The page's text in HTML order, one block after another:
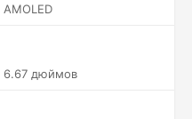
AMOLED
6.67 дюймов